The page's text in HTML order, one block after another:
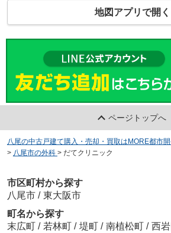
地図アプリで開く
ページトップへ
八尾の中古戸建て購入・売却・買取はMORE都市
> 八尾市の外科 > だてクリニック
市区町村から探す
八尾市 / 東大阪市
町名から探す
末広町 / 若林町 / 堤町 / 南植松町 / 西岩